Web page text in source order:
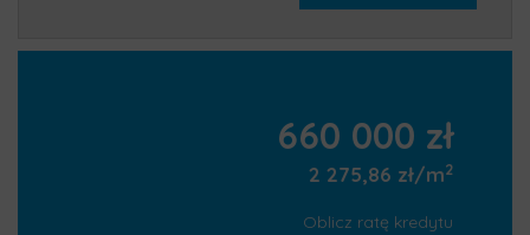
660 000 zł
2 275,86 zł/m2
Oblicz ratę kredytu